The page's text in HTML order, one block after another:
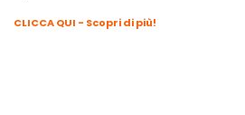
CLICCA QUI - Scopri di più!